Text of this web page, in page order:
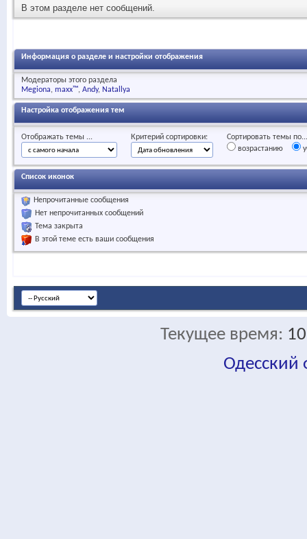
В этом разделе нет сообщений.
Информация о разделе и настройки отображения
Модераторы этого раздела
Megiona maxx™ Andy Natallya
Настройка отображения тем
Отображать темы ... Критерий сортировки:
Сортировать темы по...
возрастанию
Список иконок
Непрочитанные сообщения
Нет непрочитанных сообщений
Тема закрыта
В этой теме есть ваши сообщения
Текущее время:
Одесский